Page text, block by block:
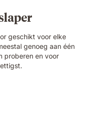
geschikt voor elke
genoeg aan één
proberen en voor